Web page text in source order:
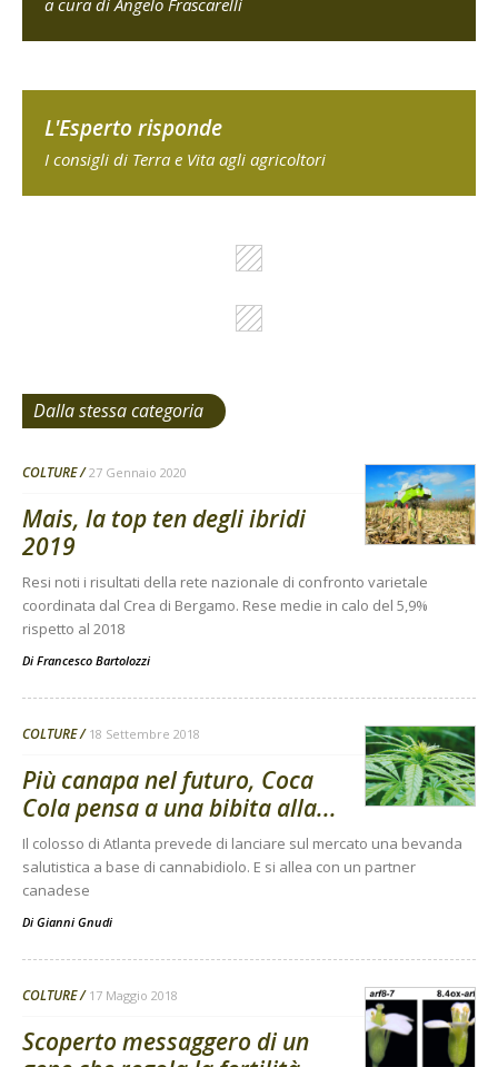
a cura di Angelo Frascarelli
L'Esperto risponde
I consigli di Terra e Vita agli agricoltori
Dalla stessa categoria
COLTURE 27 Gennaio 2020
Mais, la top ten degli ibridi
2019
Resi noti i risultati della rete nazionale di confronto varietale
coordinata dal Crea di Bergamo. Rese medie in calo del 5,9%
rispetto al 2018
Di Francesco Bartolozzi
COLTURE 18 Settembre 2018
Più canapa nel futuro, Coca
Cola pensa a una bibita alla...
Il colosso di Atlanta prevede di lanciare sul mercato una bevanda
salutistica a base di cannabidiolo. E si allea con un partner
canadese
Di Gianni Gnudi
COLTURE 17 Maggio 2018
Scoperto messaggero di un